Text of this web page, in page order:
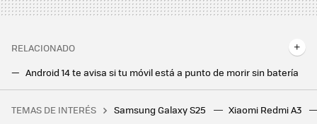
RELACIONADO
Android 14 te avisa si tu móvil está a punto de morir sin batería
Estos móviles de Xiaomi no actualizarán a Android 13, incluido el Redmi Note 10
Ahora me ves, ahora no me ves: así puedes proteger tu identidad digital de la mano de Surfshark
TEMAS DE INTERÉS Samsung Galaxy S25 Xiaomi Redmi A3